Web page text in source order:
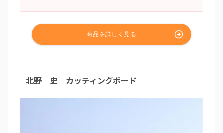
北野 史 カッティングボード